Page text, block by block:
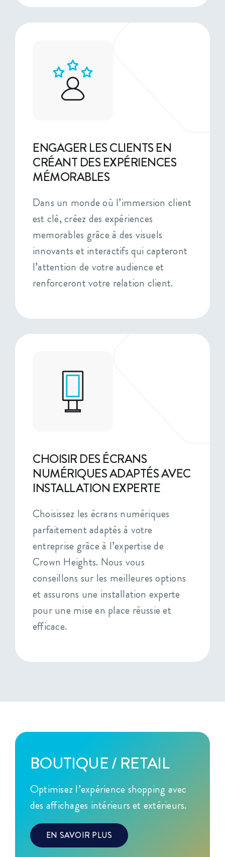
ENGAGER LES CLIENTS EN
CRÉANT DES EXPÉRIENCES
MÉMORABLES
Dans un monde où l’immersion client
est clé, créez des expériences
memorables grâce à des visuels
innovants et interactifs qui capteront
l’attention de votre audience et
renforceront votre relation client.
CHOISIR DES ÉCRANS
NUMÉRIQUES ADAPTÉS AVEC
INSTALLATION EXPERTE
Choisissez les écrans numériques
parfaitement adaptés à votre
entreprise grâce à l’expertise de
Crown Heights. Nous vous
conseillons sur les meilleures options
et assurons une installation experte
pour une mise en place réussie et
efficace.
BOUTIQUE / RETAIL
Optimisez l’expérience shopping avec
des affichages intérieurs et extérieurs.
EN SAVOIR PLUS